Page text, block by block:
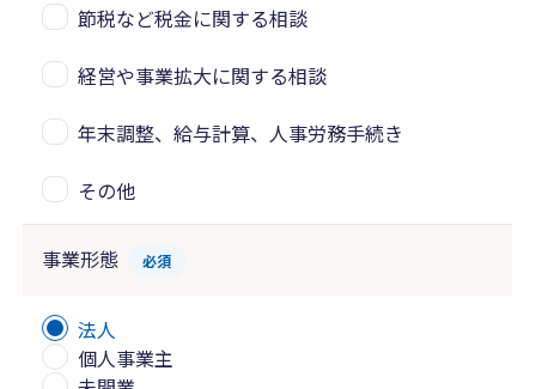
節税など税金に関する相談
経営や事業拡大に関する相談
年末調整、給与計算、人事労務手続き
その他
事業形態 必須
法人
個人事業主